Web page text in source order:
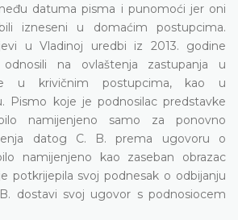
datuma pisma i punomoći jer oni
izneseni u domaćim postupcima.
u Vladinoj uredbi iz 2013. godine
na ovlaštenja zastupanja u
u krivičnim postupcima, kao u
Pismo koje je podnosilac predstavke
namijenjeno samo za ponovno
datog C. B. prema ugovoru o
namijenjeno kao zaseban obrazac
potkrijepila svoj podnesak o odbijanju
dostavi svoj ugovor s podnosiocem